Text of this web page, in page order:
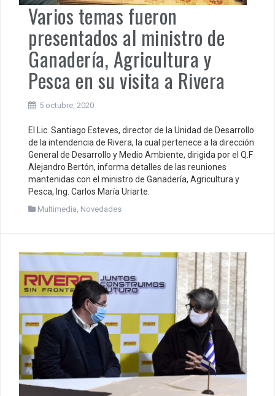
Varios temas fueron
presentados al ministro de
Ganadería, Agricultura y
Pesca en su visita a Rivera
5 octubre, 2020
El Lic. Santiago Esteves, director de la Unidad de Desarrollo
de la intendencia de Rivera, la cual pertenece a la dirección
General de Desarrollo y Medio Ambiente, dirigida por el Q.F
Alejandro Bertón, informa detalles de las reuniones
mantenidas con el ministro de Ganadería, Agricultura y
Pesca, Ing. Carlos María Uriarte.
Multimedia Novedades